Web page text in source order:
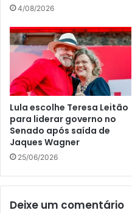
4/08/2026
Lula escolhe Teresa Leitão
para liderar governo no
Senado após saída de
Jaques Wagner
25/06/2026
Deixe um comentário